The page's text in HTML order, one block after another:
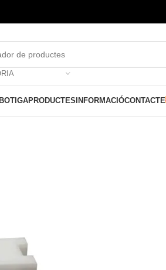
BOTIGAPRODUCTES INFORMACIÓCONTACTE